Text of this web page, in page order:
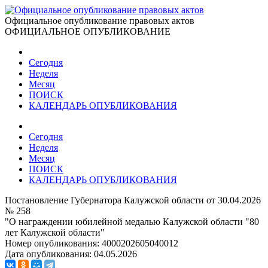
Официальное опубликование правовых актов
ОФИЦИАЛЬНОЕ ОПУБЛИКОВАНИЕ
Сегодня
Неделя
Месяц
ПОИСК
КАЛЕНДАРЬ ОПУБЛИКОВАНИЯ
Сегодня
Неделя
Месяц
ПОИСК
КАЛЕНДАРЬ ОПУБЛИКОВАНИЯ
Постановление Губернатора Калужской области от 30.04.2026
№ 258
"О награждении юбилейной медалью Калужской области "80
лет Калужской области"
Номер опубликования: 4000202605040012
Дата опубликования: 04.05.2026